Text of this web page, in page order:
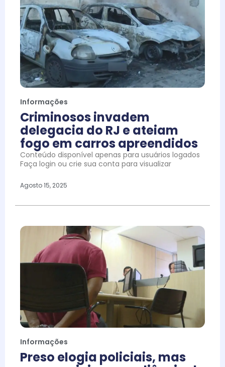
Informações
Criminosos invadem
delegacia do RJ e ateiam
fogo em carros apreendidos
Conteúdo disponível apenas para usuários logados
Faça login ou crie sua conta para visualizar
Agosto 15, 2025
Informações
Preso elogia policiais, mas